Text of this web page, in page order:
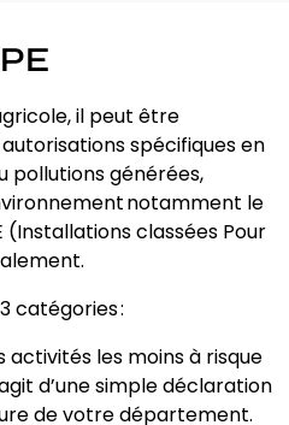
il peut être
spécifiques en
pollutions générées,
notamment le
classées Pour
catégories :
activités les moins à risque
d’une simple déclaration
de votre département.